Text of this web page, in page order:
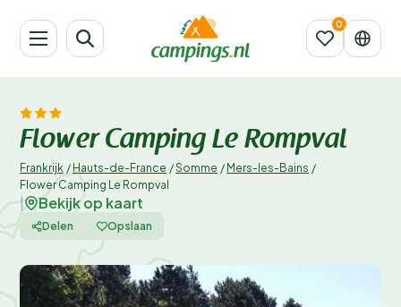
Flower Camping Le Rompval
Frankrijk / Hauts-de-France /Somme / Mers-les-Bains /
Flower Camping Le Rompval
Bekijk op kaart
Delen Opslaan